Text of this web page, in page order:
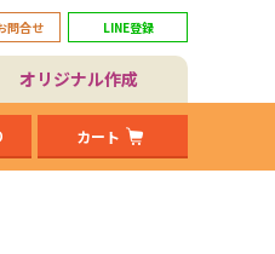
問合せ LINE登録
オリジナル作成
カート